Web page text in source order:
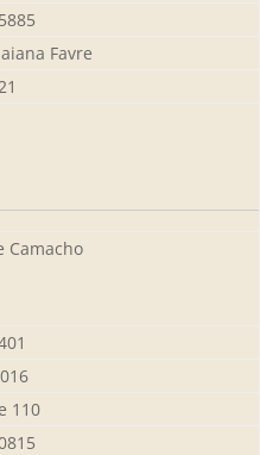
Favre
Camacho
110